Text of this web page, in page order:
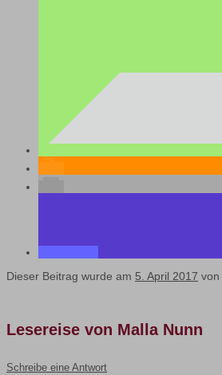
Dieser Beitrag wurde am 5. April 2017 von
Lesereise von Malla Nunn
Schreibe eine Antwort